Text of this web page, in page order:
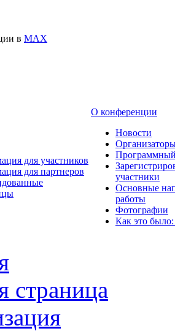
в МАХ
для участников
для партнеров
О конференции
Новости
участники
Основные
работы
Фотографии
Как это
страница